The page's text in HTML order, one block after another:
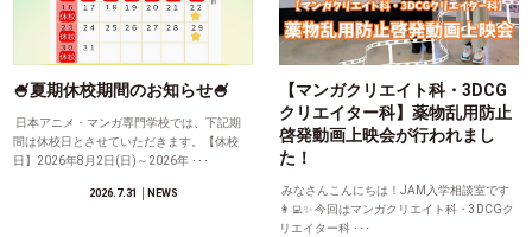
🍧夏期休校期間のお知らせ🍧
日本アニメ・マンガ専門学校では、下記期
間は休校日とさせていただきます。【休校
日】2026年8月2日(日)～2026年 ･･･
2026.7.31 │NEWS
【マンガクリエイト科・3DCG
クリエイター科】薬物乱用防止
啓発動画上映会が行われまし
た！
みなさんこんにちは！JAM入学相談室です
👩‍💻✨ 今回はマンガクリエイト科・3DCGク
リエイター科 ･･･